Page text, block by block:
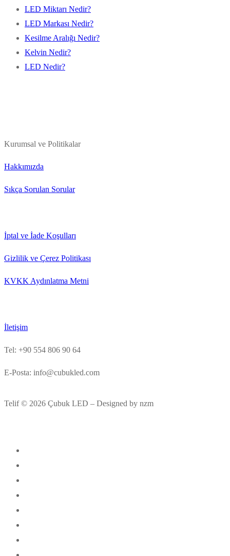
LED Miktarı Nedir?
LED Markası Nedir?
Kesilme Aralığı Nedir?
Kelvin Nedir?
LED Nedir?
Kurumsal ve Politikalar
Hakkımızda
Sıkça Sorulan Sorular
İptal ve İade Koşulları
Gizlilik ve Çerez Politikası
KVKK Aydınlatma Metni
İletişim
Tel: +90 554 806 90 64
E-Posta: info@cubukled.com
Telif © 2026 Çubuk LED – Designed by nzm